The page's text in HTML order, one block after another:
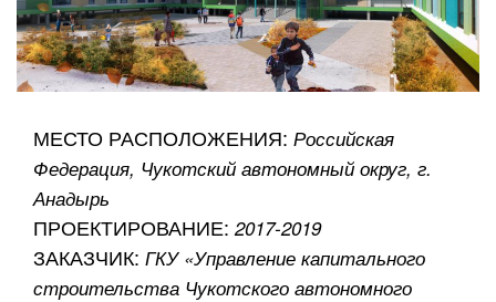
МЕСТО РАСПОЛОЖЕНИЯ: Российская
Федерация, Чукотский автономный округ, г.
Анадырь
ПРОЕКТИРОВАНИЕ: 2017-2019
ЗАКАЗЧИК: ГКУ «Управление капитального
строительства Чукотского автономного